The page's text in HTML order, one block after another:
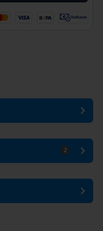
2